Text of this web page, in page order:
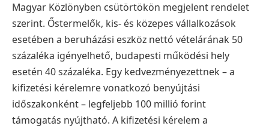
Magyar Közlönyben csütörtökön megjelent rendelet
szerint. Őstermelők, kis- és közepes vállalkozások
esetében a beruházási eszköz nettó vételárának 50
százaléka igényelhető, budapesti működési hely
esetén 40 százaléka. Egy kedvezményezettnek – a
kifizetési kérelemre vonatkozó benyújtási
időszakonként – legfeljebb 100 millió forint
támogatás nyújtható. A kifizetési kérelem a